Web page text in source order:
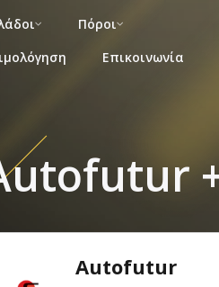
Πόροι
Επικοινωνία
+
Autofutur